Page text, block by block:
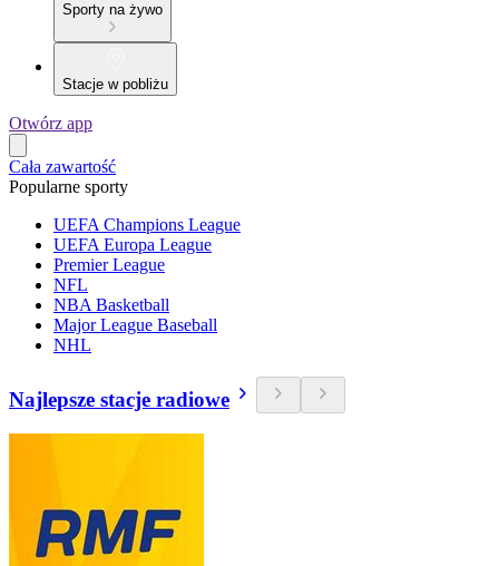
Sporty na żywo
Stacje w pobliżu
Otwórz app
Cała zawartość
Popularne sporty
UEFA Champions League
UEFA Europa League
Premier League
NFL
NBA Basketball
Major League Baseball
NHL
Najlepsze stacje radiowe